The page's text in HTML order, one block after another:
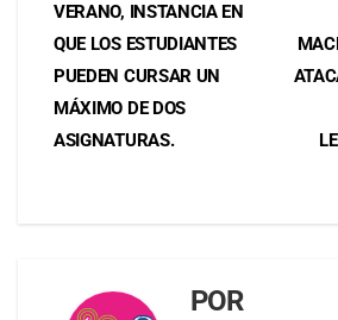
VERANO, INSTANCIA EN
QUE LOS ESTUDIANTES
PUEDEN CURSAR UN
MÁXIMO DE DOS
ASIGNATURAS.
POR